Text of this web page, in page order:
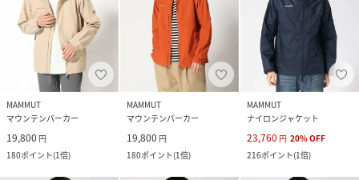
MAMMUT
マウンテンパーカー
19,800 円
180ポイント(1倍)
MAMMUT
マウンテンパーカー
19,800 円
180ポイント(1倍)
MAMMUT
ナイロンジャケット
23,760 円 20%OFF
216ポイント(1倍)